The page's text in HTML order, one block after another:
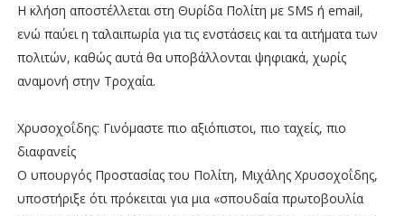
Η κλήση αποστέλλεται στη Θυρίδα Πολίτη ​με SMS ή email,
ενώ παύει η ταλαιπωρία για τις ενστάσεις και τα αιτήματα των
πολιτών, καθώς αυτά θα υποβάλλονται ψηφιακά, χωρίς
αναμονή στην Τροχαία.
Χρυσοχοΐδης: Γινόμαστε πιο αξιόπιστοι, πιο ταχείς, πιο
διαφανείς
Ο υπουργός Προστασίας του Πολίτη, Μιχάλης Χρυσοχοΐδης,
υποστήριξε ότι πρόκειται για μια «σπουδαία πρωτοβουλία